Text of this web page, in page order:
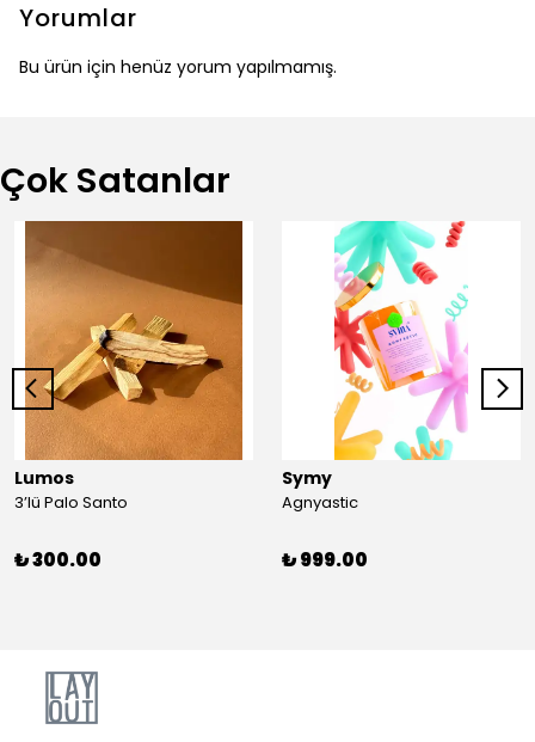
Yorumlar
Bu ürün için henüz yorum yapılmamış.
Çok Satanlar
Lumos
3’lü Palo Santo
₺ 300.00
Symy
Agnyastic
₺ 999.00